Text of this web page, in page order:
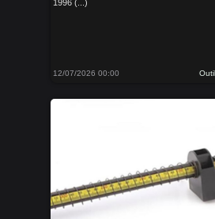
1996 (...)
12/07/2026 00:00